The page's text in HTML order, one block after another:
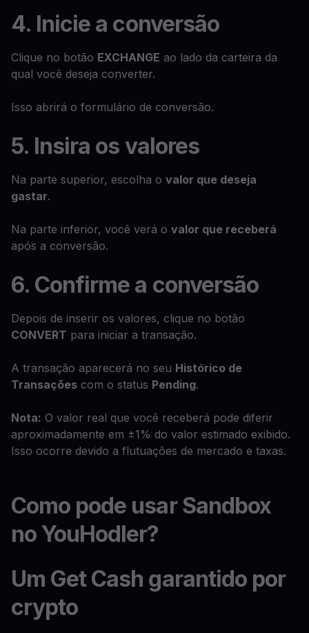
4. Inicie a conversão
Clique no botão EXCHANGE ao lado da carteira da
qual você deseja converter.
Isso abrirá o formulário de conversão.
5. Insira os valores
Na parte superior, escolha o valor que deseja
gastar.
Na parte inferior, você verá o valor que receberá
após a conversão.
6. Confirme a conversão
Depois de inserir os valores, clique no botão
CONVERT para iniciar a transação.
A transação aparecerá no seu Histórico de
Transações com o status Pending.
Nota: O valor real que você receberá pode diferir
aproximadamente em ±1% do valor estimado exibido.
Isso ocorre devido a flutuações de mercado e taxas.
Como pode usar Sandbox
no YouHodler?
Um Get Cash garantido por
crypto